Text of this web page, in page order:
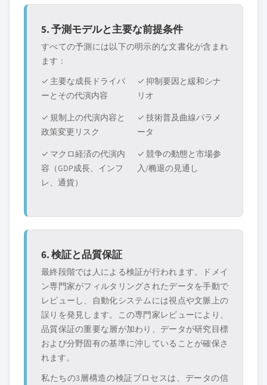
5. 予測モデルと主要な前提条件
すべての予測には以下の明示的な文書化が含まれ
ます：
✓ 主要な成長ドライバ
ーとその代演内容
✓ 抑制要因と緩和シナ
リオ
✓ 規制上の代演内容と
政策変更リスク
✓ 技術普及曲線パラメ
ータ
✓ マクロ経済の代演内
容（GDP成長、インフ
レ、通貨）
✓ 競争の動態と市場参
入/椭退の見通し
6. 検証と品質保証
最終段階では人による検証が行われます。ドメイ
ン専門家がフィルタリングされたデータを手動で
レビューし、自動化システムには視点や文脈上の
誤りを発見します。この専門家レビューにより、
品質保証の重要な層が加わり、データが研究目標
および分野固有の基準に沖していることが確保さ
れます。
私たちの3層構造の検証プロセスは、データの信